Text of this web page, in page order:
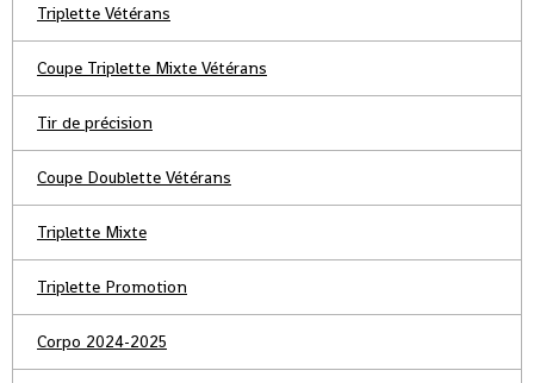
Triplette Vétérans
Coupe Triplette Mixte Vétérans
Tir de précision
Coupe Doublette Vétérans
Triplette Mixte
Triplette Promotion
Corpo 2024-2025